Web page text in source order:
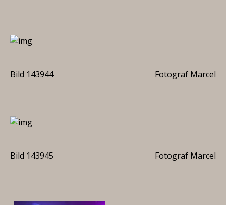
Bild 143944 Fotograf Marcel
Bild 143945 Fotograf Marcel